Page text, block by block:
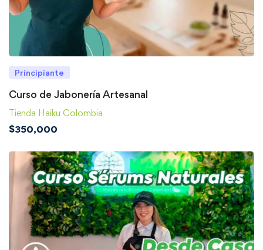
Principiante
Curso de Jabonería Artesanal
Tienda Haiku Colombia
$350,000